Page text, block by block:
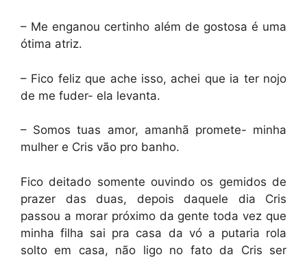
– Me enganou certinho além de gostosa é uma
ótima atriz.
– Fico feliz que ache isso, achei que ia ter nojo
de me fuder- ela levanta.
– Somos tuas amor, amanhã promete- minha
mulher e Cris vão pro banho.
Fico deitado somente ouvindo os gemidos de
prazer das duas, depois daquele dia Cris
passou a morar próximo da gente toda vez que
minha filha sai pra casa da vó a putaria rola
solto em casa, não ligo no fato da Cris ser